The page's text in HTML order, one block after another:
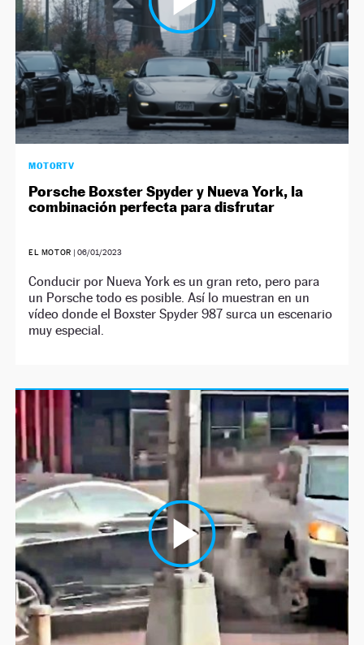
MOTORTV
Porsche Boxster Spyder y Nueva York, la
combinación perfecta para disfrutar
EL MOTOR | 06/01/2023
Conducir por Nueva York es un gran reto, pero para
un Porsche todo es posible. Así lo muestran en un
vídeo donde el Boxster Spyder 987 surca un escenario
muy especial.